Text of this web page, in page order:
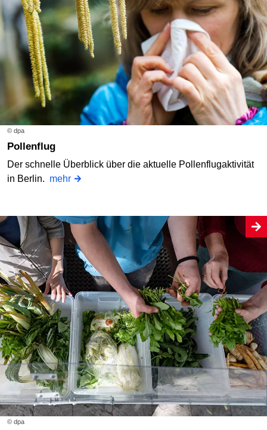
© dpa
Pollenflug
Der schnelle Überblick über die aktuelle Pollenflugaktivität
in Berlin. mehr
© dpa